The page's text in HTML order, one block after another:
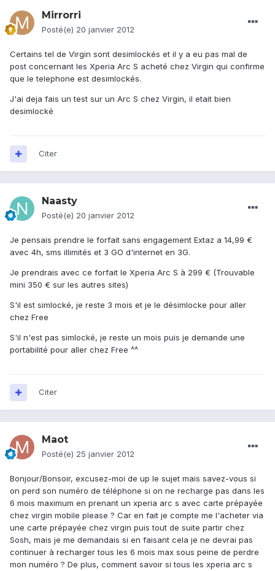
Mirrorri
Posté(e) 20 janvier 2012
Certains tel de Virgin sont desimlockés et il y a eu pas mal de
post concernant les Xperia Arc S acheté chez Virgin qui confirme
que le telephone est desimlockés.
J'ai deja fais un test sur un Arc S chez Virgin, il etait bien
desimlocké
Citer
Naasty
Posté(e) 20 janvier 2012
Je pensais prendre le forfait sans engagement Extaz a 14,99 €
avec 4h, sms illimités et 3 GO d'internet en 3G.
Je prendrais avec ce forfait le Xperia Arc S à 299 € (Trouvable
mini 350 € sur les autres sites)
S'il est simlocké, je reste 3 mois et je le désimlocke pour aller
chez Free
S'il n'est pas simlocké, je reste un mois puis je demande une
portabilité pour aller chez Free ^^
Citer
Maot
Posté(e) 25 janvier 2012
Bonjour/Bonsoir, excusez-moi de up le sujet mais savez-vous si
on perd son numéro de téléphone si on ne recharge pas dans les
6 mois maximum en prenant un xperia arc s avec carte prépayée
chez virgin mobile please ? Car en fait je compte me l'acheter via
une carte prépayée chez virgin puis tout de suite partir chez
Sosh, mais je me demandais si en faisant cela je ne devrai pas
continuer à recharger tous les 6 mois max sous peine de perdre
mon numéro ? De plus, comment savoir si tous les xperia arc s